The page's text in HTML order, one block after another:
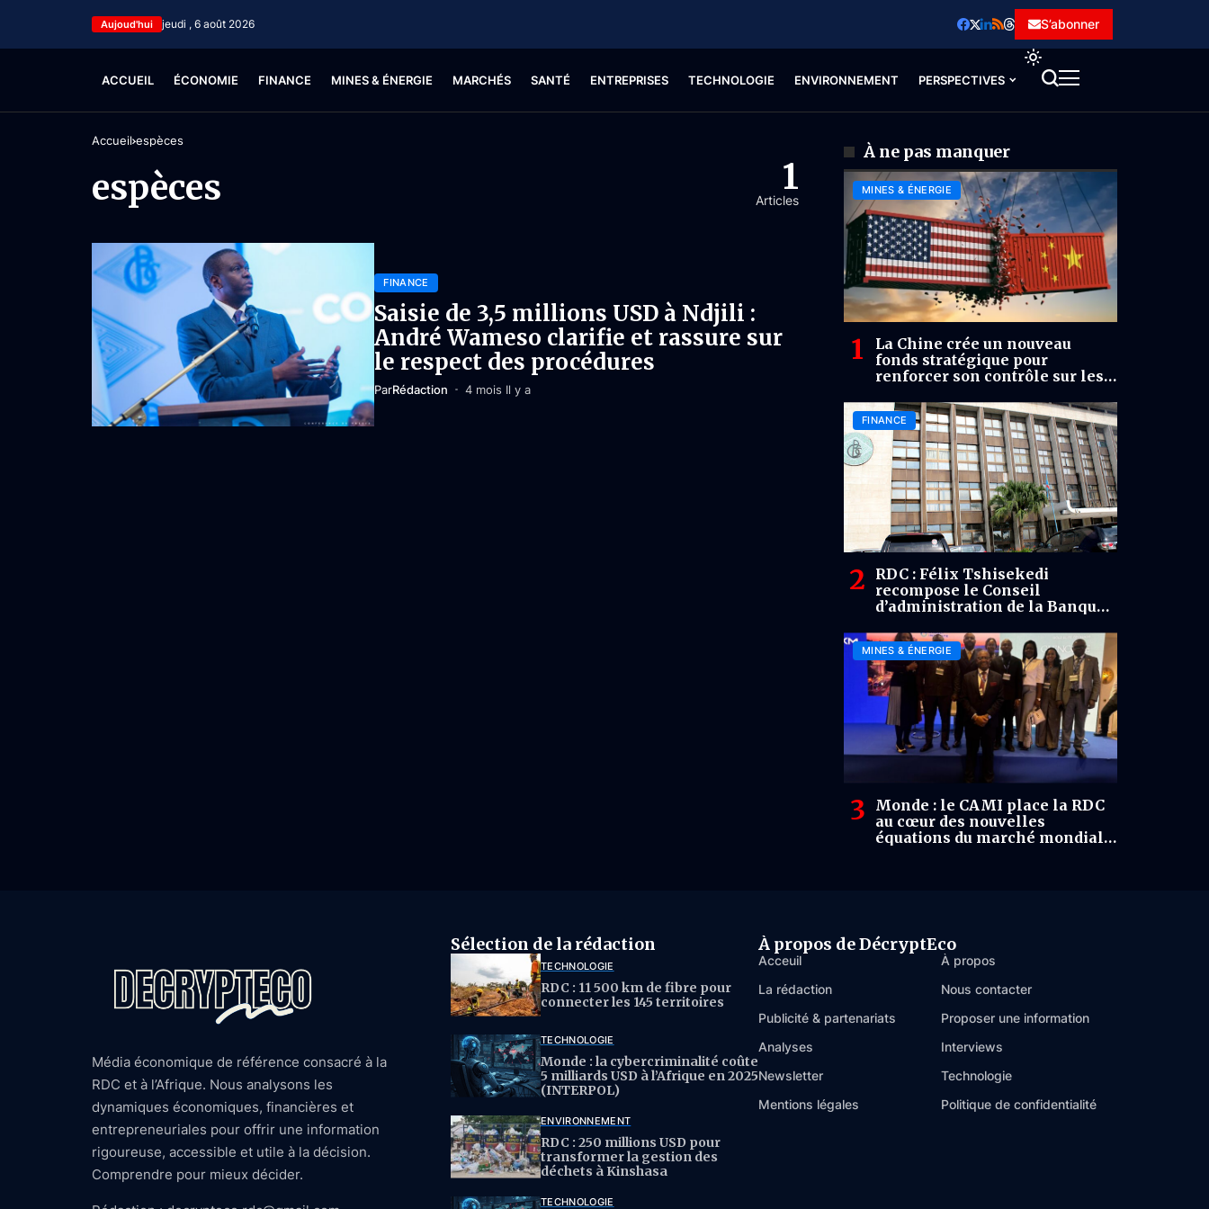
Aujoud'hui jeudi , 6 août 2026 S’abonner
ACCUEIL ÉCONOMIE FINANCE MINES & ÉNERGIE MARCHÉS SANTÉ ENTREPRISES TECHNOLOGIE ENVIRONNEMENT PERSPECTIVES
Accueil espèces
espèces 1
Articles
FINANCE
Saisie de 3,5 millions USD à Ndjili :
André Wameso clarifie et rassure sur
le respect des procédures
ParRédaction 4 mois Il y a
À ne pas manquer
MINES & ÉNERGIE
La Chine crée un nouveau
fonds stratégique pour
renforcer son contrôle sur les
FINANCE
RDC : Félix Tshisekedi
recompose le Conseil
d’administration de la Banque
renouvellement
MINES & ÉNERGIE
Monde : le CAMI place la RDC
au cœur des nouvelles
équations du marché mondial
Média économique de référence consacré à la
RDC et à l’Afrique. Nous analysons les
dynamiques économiques, financières et
entrepreneuriales pour offrir une information
rigoureuse, accessible et utile à la décision.
Comprendre pour mieux décider.
Sélection de la rédaction
TECHNOLOGIE
RDC : 11 500 km de fibre pour
connecter les 145 territoires
TECHNOLOGIE
Monde : la cybercriminalité coûte
5 milliards USD à l’Afrique en 2025
(INTERPOL)
ENVIRONNEMENT
RDC : 250 millions USD pour
transformer la gestion des
déchets à Kinshasa
TECHNOLOGIE
À propos de DécryptEco
Acceuil
À propos
La rédaction
Nous contacter
Publicité & partenariats
Proposer une information
Analyses
Interviews
Newsletter
Technologie
Mentions légales
Politique de confidentialité